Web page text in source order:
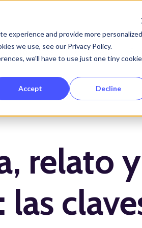
experience and provide more personalized
we use, see our Privacy Policy.
we'll have to use just one tiny cookie
Accept Decline
submenu for Servicios
Proyectos Clientes
relato y
las